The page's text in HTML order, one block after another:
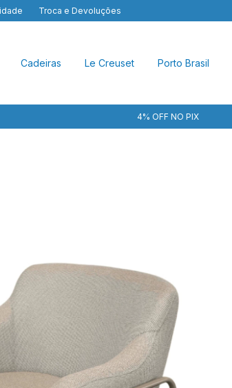
Troca e Devoluções
Cadeiras Le Creuset Porto Brasil
4% OFF NO PIX